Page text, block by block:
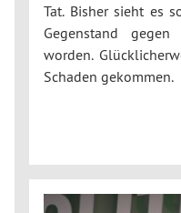
Tat. Bisher sieht es
Gegenstand
worden.
Schaden gekommen.